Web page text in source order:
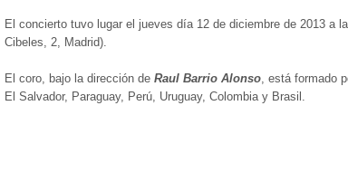
El concierto tuvo lugar el jueves día 12 de diciembre de 2013 a
Cibeles, 2, Madrid).
El coro, bajo la dirección de Raul Barrio Alonso , está formado
El Salvador, Paraguay, Perú, Uruguay, Colombia y Brasil.